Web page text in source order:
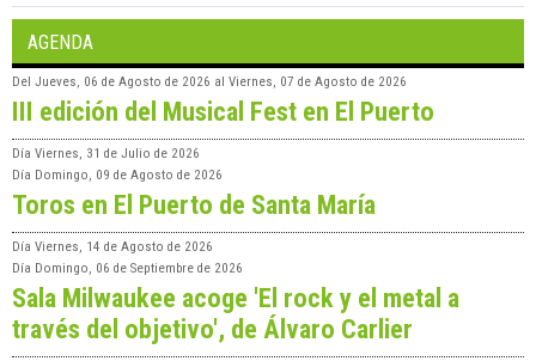
AGENDA
Del Jueves, 06 de Agosto de 2026 al Viernes, 07 de Agosto de 2026
III edición del Musical Fest en El Puerto
Día Viernes, 31 de Julio de 2026
Día Domingo, 09 de Agosto de 2026
Toros en El Puerto de Santa María
Día Viernes, 14 de Agosto de 2026
Día Domingo, 06 de Septiembre de 2026
Sala Milwaukee acoge 'El rock y el metal a
través del objetivo', de Álvaro Carlier